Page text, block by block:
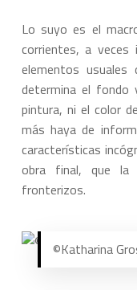
Lo suyo es el
corrientes, a veces
elementos usuales
determina el fondo
pintura, ni el color
más haya de
características
obra final, que la
fronterizos.
©Katharina